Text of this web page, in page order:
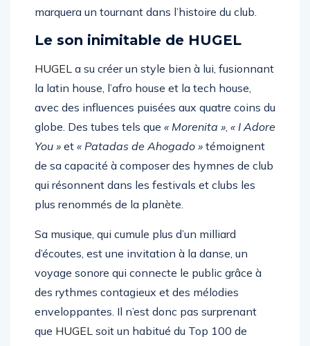
marquera un tournant dans l’histoire du club.
Le son inimitable de HUGEL
HUGEL a su créer un style bien à lui, fusionnant
la latin house, l’afro house et la tech house,
avec des influences puisées aux quatre coins du
globe. Des tubes tels que « Morenita », « I Adore
You » et « Patadas de Ahogado » témoignent
de sa capacité à composer des hymnes de club
qui résonnent dans les festivals et clubs les
plus renommés de la planète.
Sa musique, qui cumule plus d’un milliard
d’écoutes, est une invitation à la danse, un
voyage sonore qui connecte le public grâce à
des rythmes contagieux et des mélodies
enveloppantes. Il n’est donc pas surprenant
que HUGEL soit un habitué du Top 100 de